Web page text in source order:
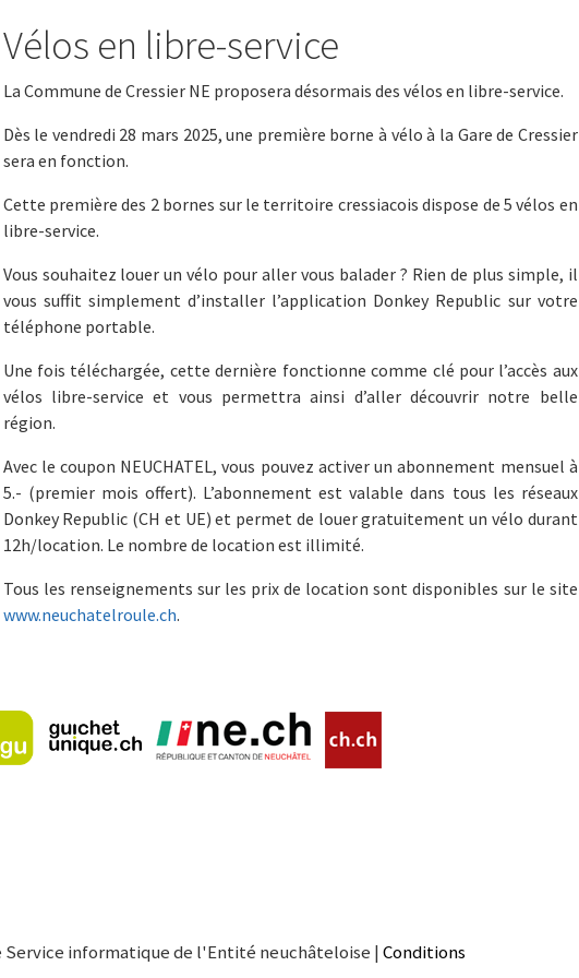
Vélos en libre-service
La Commune de Cressier NE proposera désormais des vélos en libre-service.
Dès le vendredi 28 mars 2025, une première borne à vélo à la Gare de Cressier
sera en fonction.
Cette première des 2 bornes sur le territoire cressiacois dispose de 5 vélos en
libre-service.
Vous souhaitez louer un vélo pour aller vous balader ? Rien de plus simple, il
vous suffit simplement d’installer l’application Donkey Republic sur votre
téléphone portable.
Une fois téléchargée, cette dernière fonctionne comme clé pour l’accès aux
vélos libre-service et vous permettra ainsi d’aller découvrir notre belle
région.
Avec le coupon NEUCHATEL, vous pouvez activer un abonnement mensuel à
5.- (premier mois offert). L’abonnement est valable dans tous les réseaux
Donkey Republic (CH et UE) et permet de louer gratuitement un vélo durant
12h/location. Le nombre de location est illimité.
Tous les renseignements sur les prix de location sont disponibles sur le site
www.neuchatelroule.ch.
Service informatique de l'Entité neuchâteloise |Conditions